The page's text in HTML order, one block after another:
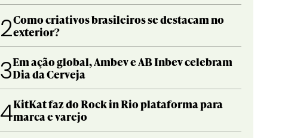
2Como criativos brasileiros se destacam no
exterior?
3Em ação global, Ambev e AB Inbev celebram
Dia da Cerveja
4KitKat faz do Rock in Rio plataforma para
marca e varejo